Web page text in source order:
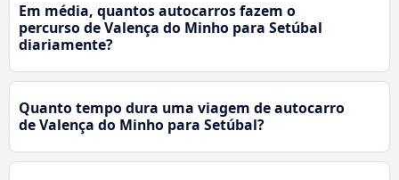
Em média, quantos autocarros fazem o
percurso de Valença do Minho para Setúbal
diariamente?
Quanto tempo dura uma viagem de autocarro
de Valença do Minho para Setúbal?